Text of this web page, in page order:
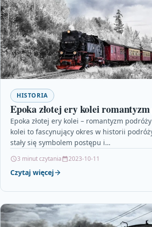
HISTORIA
Epoka złotej ery kolei
Epoka złotej ery kolei – romantyzm
kolei to fascynujący okres w historii
stały się symbolem postępu i…
3 minut czytania 2023-10-11
Czytaj więcej